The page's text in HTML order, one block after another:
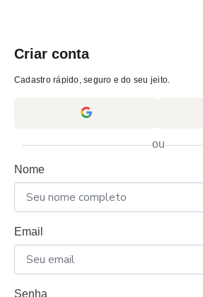
Criar conta
Cadastro rápido, seguro e do seu jeito.
ou
Nome
Email
Senha